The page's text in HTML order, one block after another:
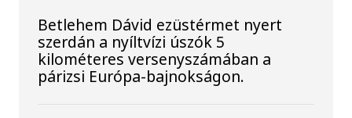
Betlehem Dávid ezüstérmet nyert
szerdán a nyíltvízi úszók 5
kilométeres versenyszámában a
párizsi Európa-bajnokságon.